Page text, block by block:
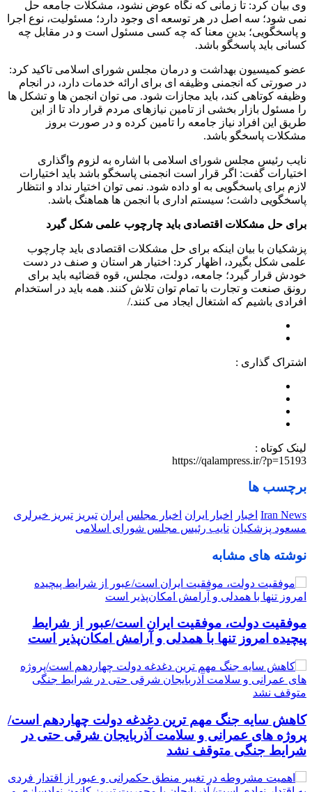
وی بیان کرد: تا زمانی که نگاه عوض نشود، مشکلات جامعه حل
نمی شود؛ سه اصل در هر توسعه ای وجود دارد؛ مسئولیت، نوع اجرا
و پاسخگویی؛ بدین معنا که چه کسی مسئول است و در مقابل چه
کسانی باید پاسخگو باشد.
عضو کمیسیون بهداشت و درمان مجلس شورای اسلامی تاکید کرد:
در صورتی که انجمنی وظیفه ای برای ارائه خدمات دارد، در انجام
وظیفه کوتاهی کند، باید مجازات شود. می توان انجمن ها و تشکل ها
را مسئول بازار بخشی از تامین نیازهای مردم قرار داد تا از این
طریق این افراد نیاز جامعه را تامین کرده و در صورت بروز
مشکلات پاسخگو باشد.
نایب رئیس مجلس شورای اسلامی با اشاره به لزوم واگذاری
اختیارات گفت: اگر قرار است انجمنی پاسخگو باشد باید اختیارات
لازم برای پاسخگویی به او داده شود. نمی توان اختیار نداد و انتظار
پاسخگویی داشت؛ سیستم اداری با انجمن ها هماهنگ باشد.
بر ای حل مشکلات اقتصادی باید چارچوب علمی شکل گیرد
پزشکیان با بیان اینکه برای حل مشکلات اقتصادی باید چارچوب
علمی شکل بگیرد، اظهار کرد: اختیار هر استان و صنف در دست
خودش قرار گیرد؛ جامعه، دولت، مجلس، قوه قضائیه باید برای
رونق صنعت و تجارت با تمام توان تلاش کنند. همه باید در استخدام
افرادی باشیم که اشتغال ایجاد می کنند./
اشتراک گذاری :
لینک کوتاه :
https://qalampress.ir/?p=15193
برچسب ها
Iran News اخبار اخبار ایران اخبار مجلس ایران تبریز تبریز خبرلری
مسعود پزشکیان نایب رئیس مجلس شورای اسلامی
نوشته های مشابه
موفقیت دولت، موفقیت ایران است/عبور از شرایط
پیچیده امروز تنها با همدلی و آرامش امکان‌پذیر است
کاهش سایه جنگ مهم ‌ترین دغدغه دولت چهاردهم است/
پروژه ‌های عمرانی و سلامت آذربایجان شرقی حتی در
شرایط جنگی متوقف نشد